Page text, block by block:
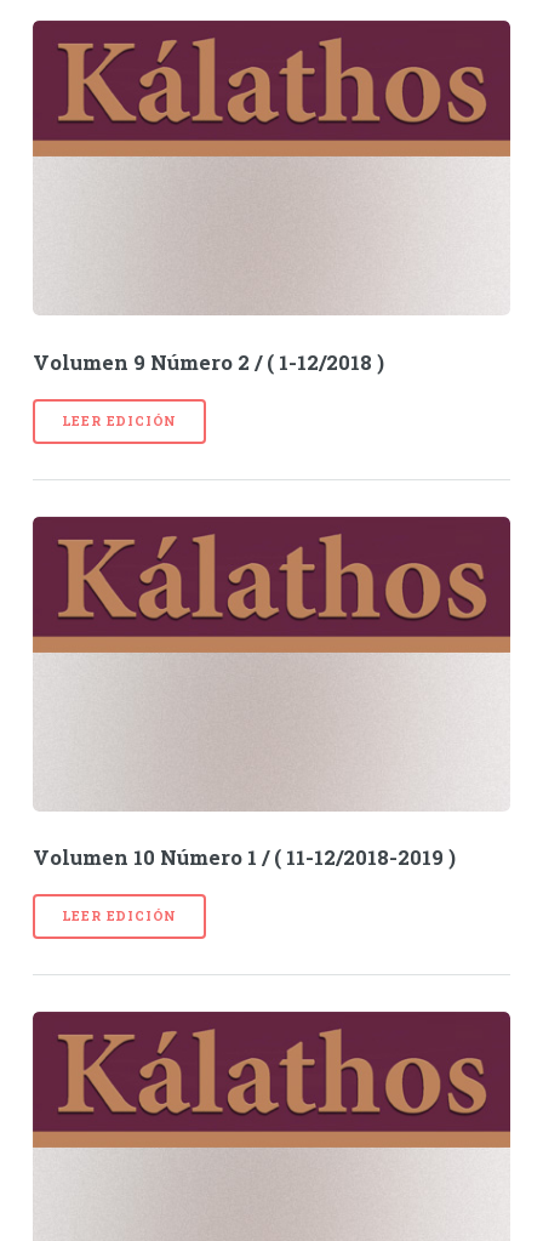
Volumen 9 Número 2 / ( 1-12/2018 )
LEER EDICIÓN
Volumen 10 Número 1 / ( 11-12/2018-2019 )
LEER EDICIÓN